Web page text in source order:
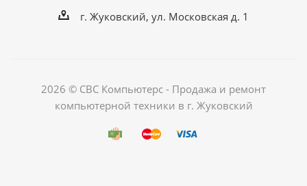
г. Жуковский, ул. Московская д. 1
2026 © СВС Компьютерс - Продажа и ремонт
компьютерной техники в г. Жуковский